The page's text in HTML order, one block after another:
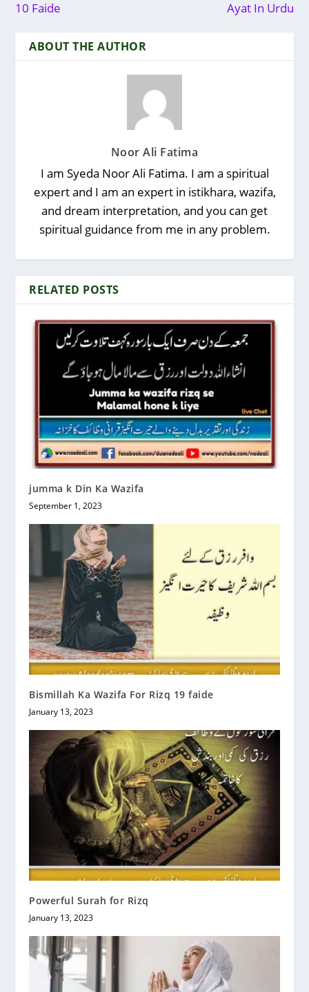
10 Faide
Ayat In Urdu
ABOUT THE AUTHOR
Noor Ali Fatima
I am Syeda Noor Ali Fatima. I am a spiritual
expert and I am an expert in istikhara, wazifa,
and dream interpretation, and you can get
spiritual guidance from me in any problem.
RELATED POSTS
jumma k Din Ka Wazifa
September 1, 2023
Bismillah Ka Wazifa For Rizq 19 faide
January 13, 2023
Powerful Surah for Rizq
January 13, 2023